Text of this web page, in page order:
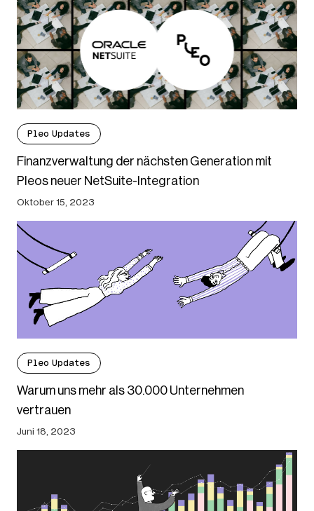
Pleo Updates
Finanzverwaltung der nächsten Generation mit
Pleos neuer NetSuite-Integration
Oktober 15, 2023
Pleo Updates
Warum uns mehr als 30.000 Unternehmen
vertrauen
Juni 18, 2023